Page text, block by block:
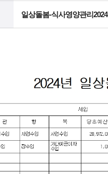
일상돌봄-식사영양관리